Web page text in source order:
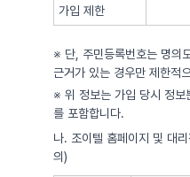
가입 제한
※ 단, 주민등록번호는 명의
근거가 있는 경우만 제한적
※ 위 정보는 가입 당시 정보
를 포함합니다.
나. 조이텔 홈페이지 및 대
의)